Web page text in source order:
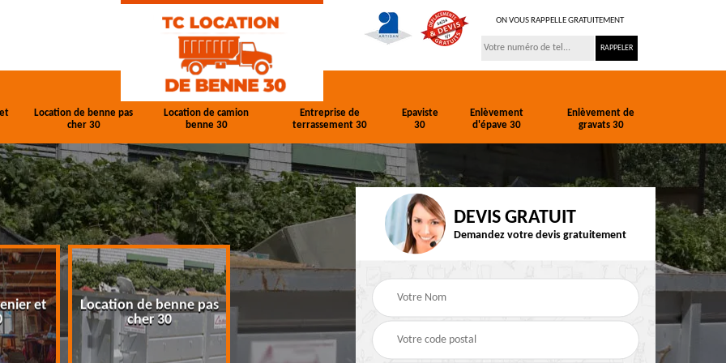
ON VOUS RAPPELLE GRATUITEMENT
Location de benne pas
cher 30
Location de camion
benne 30
Entreprise de
terrassement 30
Epaviste
30
Enlèvement
d'épave 30
Enlèvement de
gravats 30
et
Location de benne pas
cher 30
Location de camion
terrassement 30
Epaviste 30
DEVIS GRATUIT
Demandez votre devis gratuitement